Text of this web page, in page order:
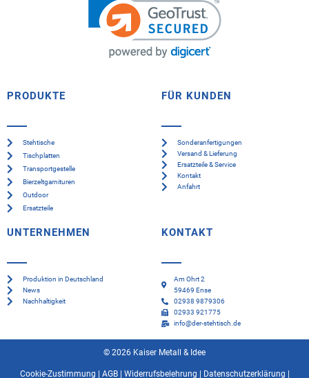
PRODUKTE
Stehtische
Tischplatten
Transportgestelle
Bierzeltgarnituren
Outdoor
Ersatzteile
FÜR KUNDEN
Sonderanfertigungen
Versand & Lieferung
Ersatzteile & Service
Kontakt
Anfahrt
UNTERNEHMEN
Produktion in Deutschland
News
Nachhaltigkeit
KONTAKT
Am Ohrt 2
59469 Ense
02938 9879306
02933 921775
info@der-stehtisch.de
© 2026 Kaiser Metall & Idee
Cookie-Zustimmung AGB| Widerrufsbelehrung Datenschutzerklärung